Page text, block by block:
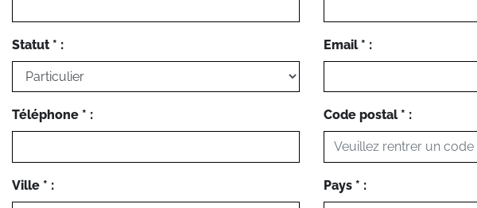
Statut * : Email * :
Téléphone * : Code postal * :
Ville * : Pays * :